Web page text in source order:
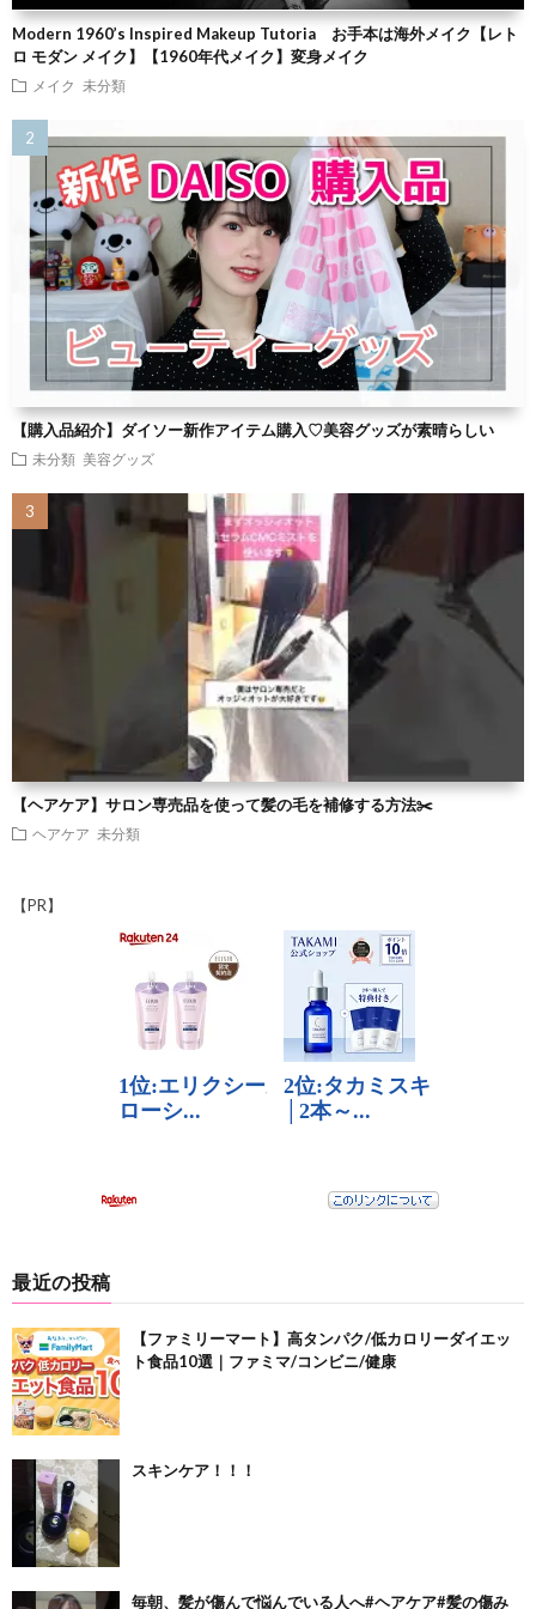
Modern 1960’s Inspired Makeup Tutoria お手本は海外メイク【レト
ロ モダン メイク】【1960年代メイク】変身メイク
メイク 未分類
【購入品紹介】ダイソー新作アイテム購入♡美容グッズが素晴らしい
未分類 美容グッズ
【ヘアケア】サロン専売品を使って髪の毛を補修する方法✂️
ヘアケア 未分類
【PR】
最近の投稿
【ファミリーマート】高タンパク/低カロリーダイエッ
ト食品10選｜ファミマ/コンビニ/健康
スキンケア！！！
毎朝、髪が傷んで悩んでいる人へ#ヘアケア#髪の傷み